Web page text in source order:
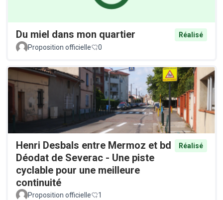
Du miel dans mon quartier
Réalisé
Proposition officielle
0
Henri Desbals entre Mermoz et bd
Déodat de Severac - Une piste
cyclable pour une meilleure
continuité
Réalisé
Proposition officielle 1